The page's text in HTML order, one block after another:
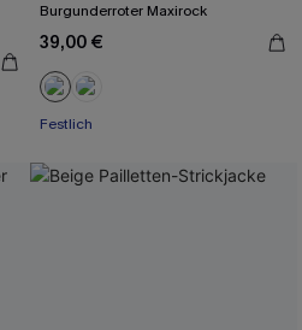
Burgunderroter Maxirock
39,00 €
Festlich